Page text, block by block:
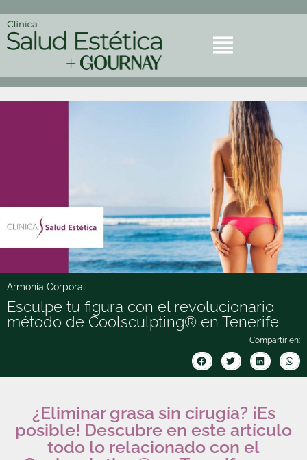
Armonía Corporal
Esculpe tu figura con el revolucionario
método de Coolsculpting® en Tenerife
Compartir en:
¿Eliminar grasa sin cirugía? ¡Es
posible! Descubre en este artículo
todo lo relacionado con el